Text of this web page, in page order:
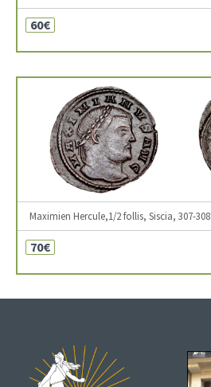
60€
Maximien Hercule,1/2 follis, Siscia, 307-308
70€